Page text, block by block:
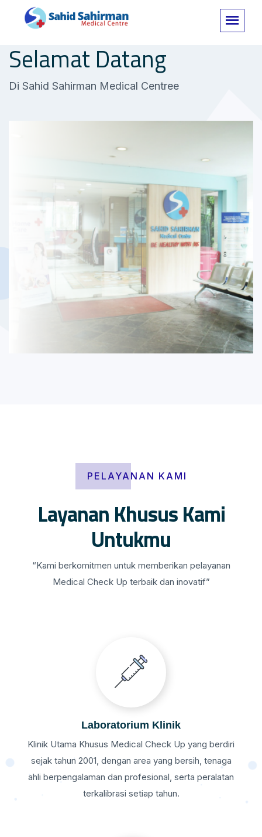
Selamat Datang
Di Sahid Sahirman Medical Centree
PELAYANAN KAMI
Layanan Khusus Kami
Untukmu
“Kami berkomitmen untuk memberikan pelayanan
Medical Check Up terbaik dan inovatif”
Laboratorium Klinik
Klinik Utama Khusus Medical Check Up yang berdiri
sejak tahun 2001, dengan area yang bersih, tenaga
ahli berpengalaman dan profesional, serta peralatan
terkalibrasi setiap tahun.